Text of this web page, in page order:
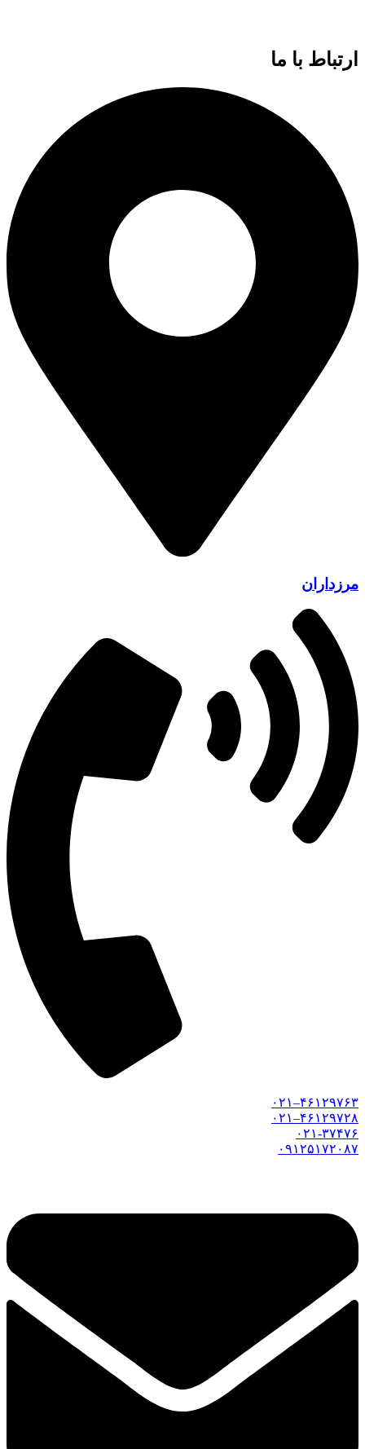
ارتباط با ما
مرزداران
۴۶۱۲۹۷۶۳–۰۲۱
۴۶۱۲۹۷۲۸–۰۲۱
۰۲۱-۳۷۴۷۶
۰۹۱۲۵۱۷۲۰۸۷